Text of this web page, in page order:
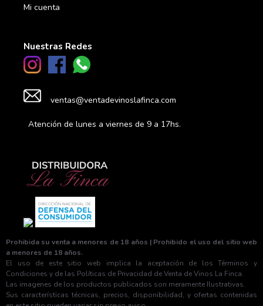
Mi cuenta
Nuestras Redes
ventas@ventadevinoslafinca.com
Atención de lunes a viernes de 9 a 17hs.
Prohibida su venta a menores de 18 años | Prohibido el uso del sitio web
a menores de 18 años.
El uso de este sitio web implica la aceptación de los Términos y
Condiciones y de las Políticas de Privacidad de Venta de Vinos La Finca.
Las imagenes de los productos publicados son meramente Ilustrativas.
Sus características técnicas, precios, disponibilidad, y ofertas contenidas